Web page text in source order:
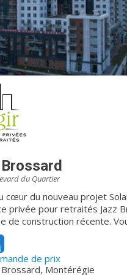
du Quartier
cœur du nouveau projet
privée pour retraités Jazz
de construction récente.
commerces et des
DIX30 ainsi que du futur
marche de la résidence.
services offerts et des
de prix
Brossard, Montérégie